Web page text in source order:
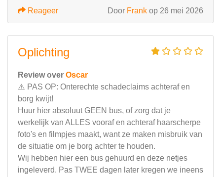
Door Frank op 26 mei 2026
Reageer
Oplichting
Review over Oscar
​⚠️ PAS OP: Onterechte schadeclaims achteraf en
borg kwijt!
​Huur hier absoluut GEEN bus, of zorg dat je
werkelijk van ALLES vooraf en achteraf haarscherpe
foto's en filmpjes maakt, want ze maken misbruik van
de situatie om je borg achter te houden.
​Wij hebben hier een bus gehuurd en deze netjes
ingeleverd. Pas TWEE dagen later kregen we ineens